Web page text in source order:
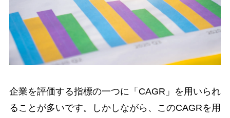
企業を評価する指標の一つに「CAGR」を用いられ
ることが多いです。しかしながら、このCAGRを用